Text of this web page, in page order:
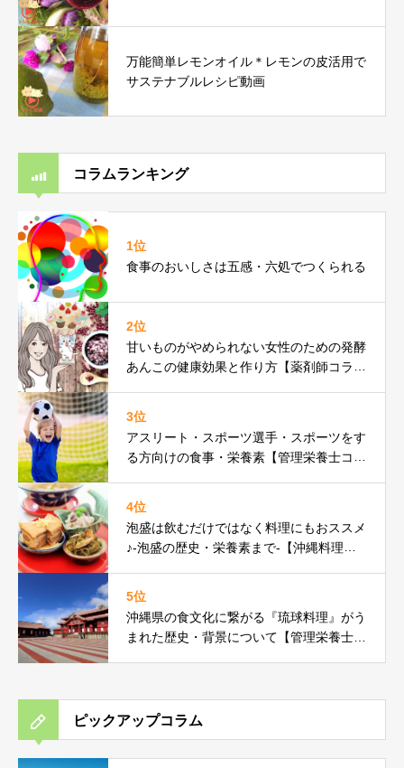
万能簡単レモンオイル＊レモンの皮活用で
サステナブルレシピ動画
コラムランキング
1位
食事のおいしさは五感・六処でつくられる
2位
甘いものがやめられない女性のための発酵
あんこの健康効果と作り方【薬剤師コラ
3位
アスリート・スポーツ選手・スポーツをす
る方向けの食事・栄養素【管理栄養士コラ
4位
泡盛は飲むだけではなく料理にもおススメ
♪-泡盛の歴史・栄養素まで-【沖縄料理研
5位
沖縄県の食文化に繋がる『琉球料理』がう
まれた歴史・背景について【管理栄養士コ
ピックアップコラム